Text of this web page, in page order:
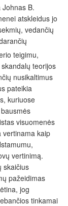
Johnas B.
atskleidus jo
vedančių
teigimu,
teorijos
nusikaltimus
pateikia
kuriuose
visuomenės
vertinama kaip
vertinimą.
skaičius
pažeidimas
jog
tinkamai